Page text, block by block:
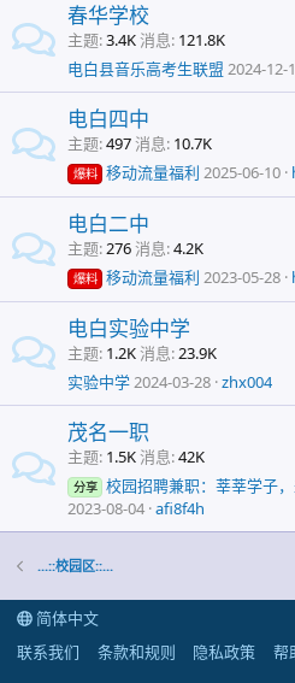
春华学校
主题 3.4K消息 121.8K
电白县音乐高考生联盟 2024-12-
电白四中
主题 497消息 10.7K
爆料 移动流量福利 2025-06-10
电白二中
主题 276消息 4.2K
爆料 移动流量福利 2023-05-28
电白实验中学
主题 1.2K消息 23.9K
实验中学2024-03-28 zhx004
茂名一职
主题 1.5K消息 42K
分享 校园招聘兼职：莘莘学子
2023-08-04 afi8f4h
...::校园区::...
简体中文
联系我们
条款和规则 隐私政策 帮